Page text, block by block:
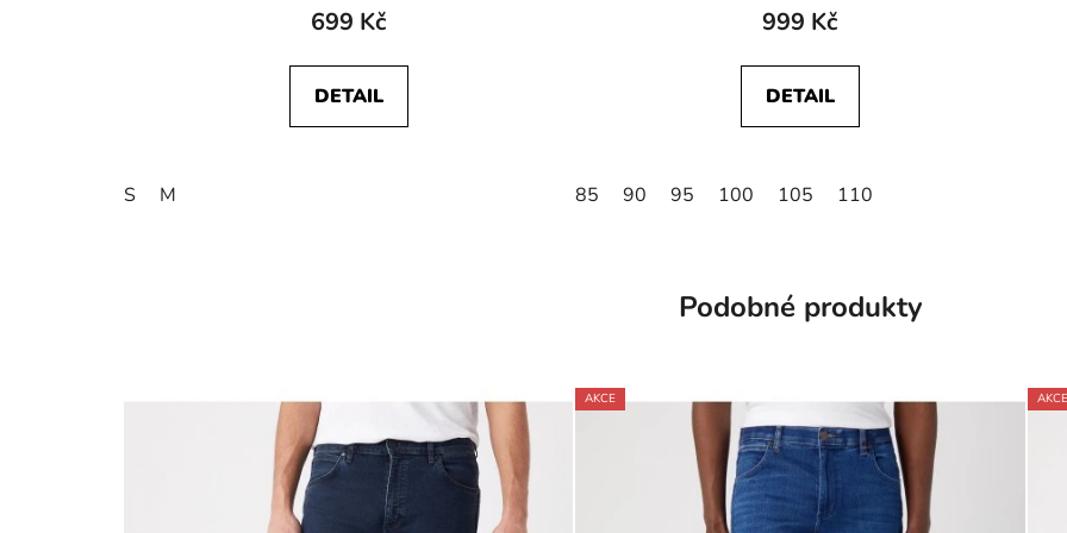
699 Kč
DETAIL
S M
999 Kč
DETAIL
85 90 95 100 105 110
Podobné produkty
AKCE AKCE